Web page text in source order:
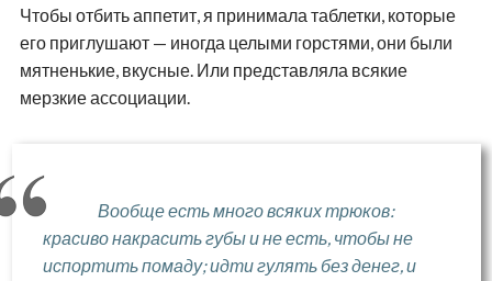
Чтобы отбить аппетит, я принимала таблетки, которые
его приглушают — иногда целыми горстями, они были
мятненькие, вкусные. Или представляла всякие
мерзкие ассоциации.
Вообще есть много всяких трюков:
красиво накрасить губы и не есть, чтобы не
испортить помаду; идти гулять без денег, и